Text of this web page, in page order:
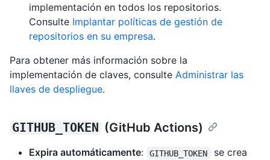
implementación en todos los repositorios.
Consulte Implantar políticas de gestión de
repositorios en su empresa.
Para obtener más información sobre la
implementación de claves, consulte Administrar las
llaves de despliegue.
GITHUB_TOKEN (GitHub Actions)
Expira automáticamente: GITHUB_TOKEN
se crea